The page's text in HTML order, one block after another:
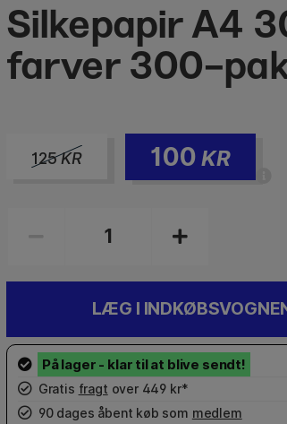
Silkepapir A4
farver 300-
125KR 100 KR
LÆG I
Gratis fragt over 449 kr*
90 dages åbent køb som medlem